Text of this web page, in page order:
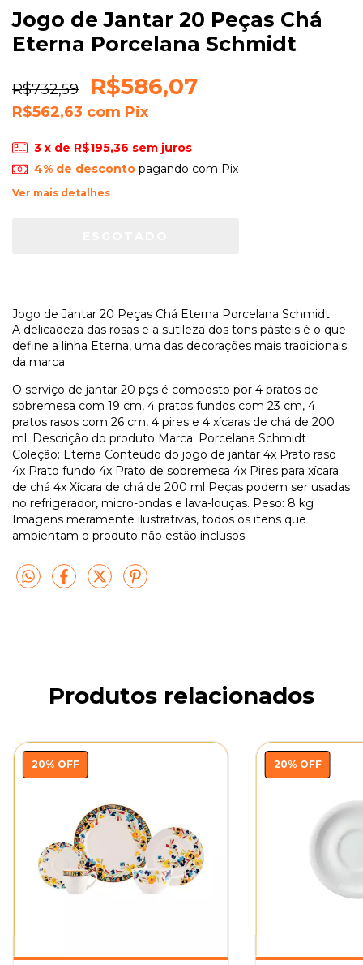
Jogo de Jantar 20 Peças Chá
Eterna Porcelana Schmidt
R$732,59 R$586,07
R$562,63 com Pix
3 x de R$195,36 sem juros
4% de descontopagando com Pix
Ver mais detalhes
Jogo de Jantar 20 Peças Chá Eterna Porcelana Schmidt
A delicadeza das rosas e a sutileza dos tons pásteis é o que
define a linha Eterna, uma das decorações mais tradicionais
da marca.
O serviço de jantar 20 pçs é composto por 4 pratos de
sobremesa com 19 cm, 4 pratos fundos com 23 cm, 4
pratos rasos com 26 cm, 4 pires e 4 xícaras de chá de 200
ml. Descrição do produto Marca: Porcelana Schmidt
Coleção: Eterna Conteúdo do jogo de jantar 4x Prato raso
4x Prato fundo 4x Prato de sobremesa 4x Pires para xícara
de chá 4x Xícara de chá de 200 ml Peças podem ser usadas
no refrigerador, micro-ondas e lava-louças. Peso: 8 kg
Imagens meramente ilustrativas, todos os itens que
ambientam o produto não estão inclusos.
Produtos relacionados
20% OFF 20% OFF